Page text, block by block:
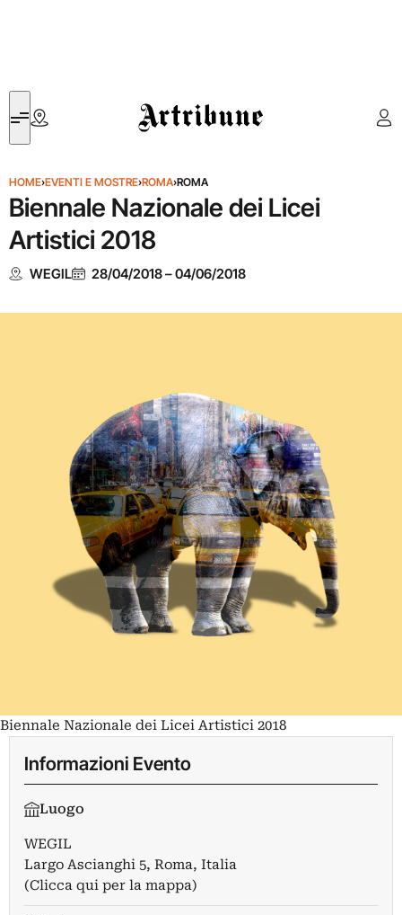
Artribune
HOME›EVENTI E MOSTRE›ROMA›ROMA
Biennale Nazionale dei Licei
Artistici 2018
WEGIL 28/04/2018–04/06/2018
Biennale Nazionale dei Licei Artistici 2018
Informazioni Evento
Luogo
WEGIL
Largo Ascianghi 5, Roma, Italia
(Clicca qui per la mappa)